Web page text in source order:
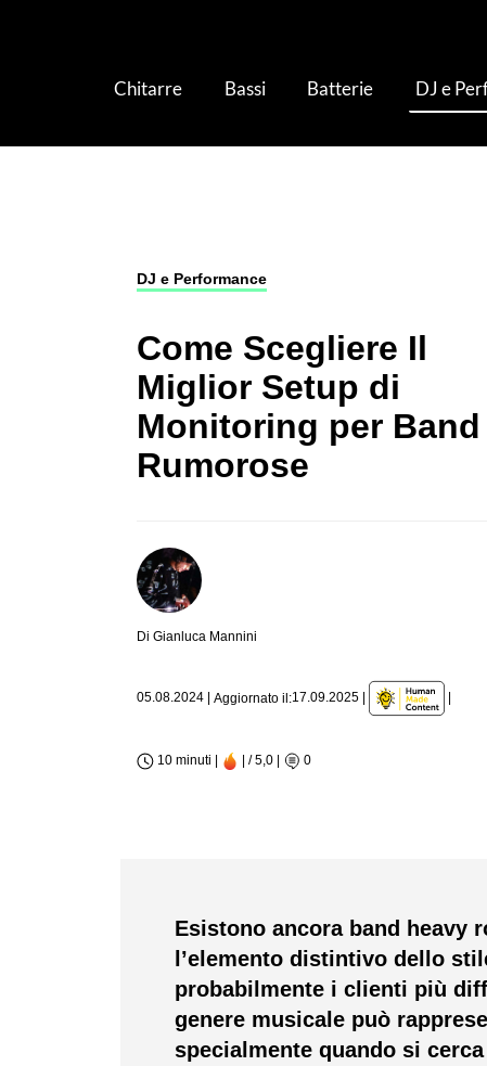
Chitarre Bassi Batterie DJ e
DJ e Performance
Come Scegliere Il
Miglior Setup di
Monitoring per Band
Rumorose
Di Gianluca Mannini
05.08.2024 Aggiornato il:17.09.2025
10 minuti | | / 5,0 | 0
Esistono ancora band heavy
l’elemento distintivo dello
probabilmente i clienti più
genere musicale può
specialmente quando si